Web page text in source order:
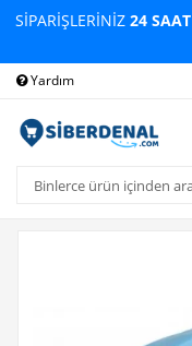
SİPARİŞLERİNİZ24 SAAT
Yardım